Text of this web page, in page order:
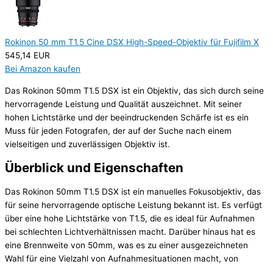
Rokinon 50 mm T1.5 Cine DSX High-Speed-Objektiv für Fujifilm X
545,14 EUR
Bei Amazon kaufen
Das Rokinon 50mm T1.5 DSX ist ein Objektiv, das sich durch seine
hervorragende Leistung und Qualität auszeichnet. Mit seiner
hohen Lichtstärke und der beeindruckenden Schärfe ist es ein
Muss für jeden Fotografen, der auf der Suche nach einem
vielseitigen und zuverlässigen Objektiv ist.
Überblick und Eigenschaften
Das Rokinon 50mm T1.5 DSX ist ein manuelles Fokusobjektiv, das
für seine hervorragende optische Leistung bekannt ist. Es verfügt
über eine hohe Lichtstärke von T1.5, die es ideal für Aufnahmen
bei schlechten Lichtverhältnissen macht. Darüber hinaus hat es
eine Brennweite von 50mm, was es zu einer ausgezeichneten
Wahl für eine Vielzahl von Aufnahmesituationen macht, von